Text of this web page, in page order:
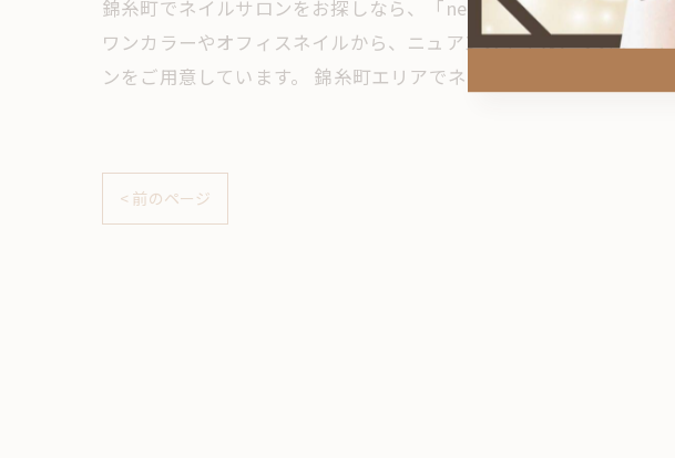
錦糸町でネイルサロンをお探しなら、「neroria nail（ネロリアネ
ワンカラーやオフィスネイルから、ニュアンスネイル、ラメグラ
ンをご用意しています。 錦糸町エリアでネイルサロンをお探しの
< 前のページ